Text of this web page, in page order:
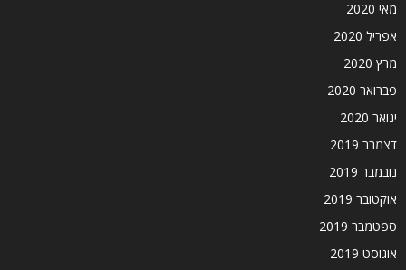
מאי 2020
אפריל 2020
מרץ 2020
פברואר 2020
ינואר 2020
דצמבר 2019
נובמבר 2019
אוקטובר 2019
ספטמבר 2019
אוגוסט 2019